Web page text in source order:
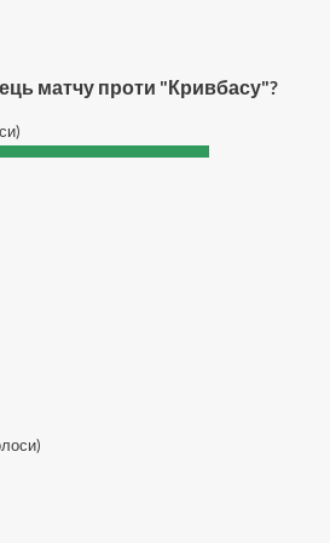
слів
на
а
матчу проти "Кривбасу"?